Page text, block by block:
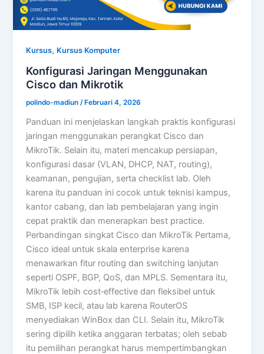
Kursus, Kursus Komputer
Konfigurasi Jaringan Menggunakan
Cisco dan Mikrotik
polindo-madiun /Februari 4, 2026
Panduan ini menjelaskan langkah praktis konfigurasi
jaringan menggunakan perangkat Cisco dan
MikroTik. Selain itu, materi mencakup persiapan,
konfigurasi dasar (VLAN, DHCP, NAT, routing),
keamanan, pengujian, serta checklist lab. Oleh
karena itu panduan ini cocok untuk teknisi kampus,
kantor cabang, dan lab pembelajaran yang ingin
cepat praktik dan menerapkan best practice.
Perbandingan singkat Cisco dan MikroTik Pertama,
Cisco ideal untuk skala enterprise karena
menawarkan fitur routing dan switching lanjutan
seperti OSPF, BGP, QoS, dan MPLS. Sementara itu,
MikroTik lebih cost‑effective dan fleksibel untuk
SMB, ISP kecil, atau lab karena RouterOS
menyediakan WinBox dan CLI. Selain itu, MikroTik
sering dipilih ketika anggaran terbatas; oleh sebab
itu pemilihan perangkat harus mempertimbangkan